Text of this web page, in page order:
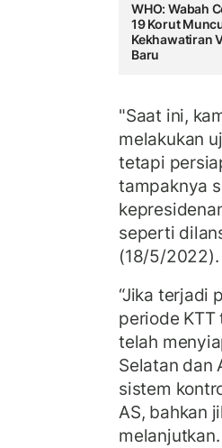
WHO: Wabah
19 Korut
Kekhawatiran
Baru
"Saat ini,
melakukan
tetapi
tampaknya
seperti
(18/5/2022).
“Jika terjadi
periode
telah
Selatan dan
sistem
AS, bahkan
melanjutkan.